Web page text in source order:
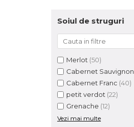
Soiul de struguri
Merlot (50)
Cabernet Sauvignon
Cabernet Franc (40)
petit verdot (22)
Grenache (12)
Vezi mai multe